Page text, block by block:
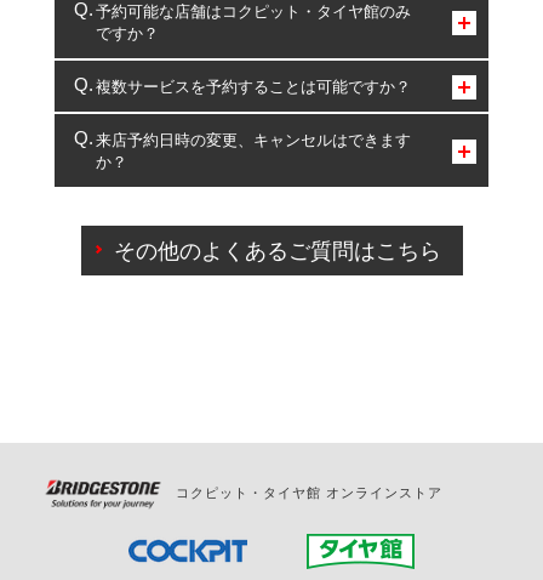
予約可能な店舗はコクピット・タイヤ館のみ
ですか？
コクピット・タイヤ館のみとなります。
複数サービスを予約することは可能ですか？
複数サービスのご予約は可能です。
一部の商品・サービスの組み合わせに限り、同時にご予約が
出来ないものもございます。
来店予約日時の変更、キャンセルはできます
か？
ご来店予約日の3営業日前を過ぎている場合のご予約
の日時変更につきましては、直接ご予約の店舗まで
その他のよくあるご質問はこちら
コクピット・タイヤ館 オンラインストア